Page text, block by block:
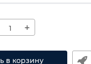
+
в корзину